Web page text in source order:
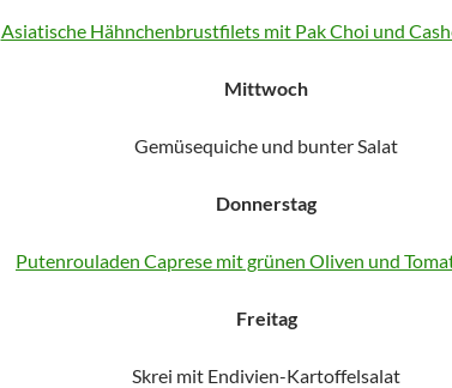
Asiatische Hähnchenbrustfilets mit Pak Choi und
Mittwoch
Gemüsequiche und bunter Salat
Donnerstag
Putenrouladen Caprese mit grünen Oliven und
Freitag
Skrei mit Endivien-Kartoffelsalat